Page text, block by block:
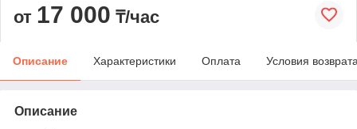
от 17 000 ₸/час
Описание Характеристики Оплата Условия
Описание